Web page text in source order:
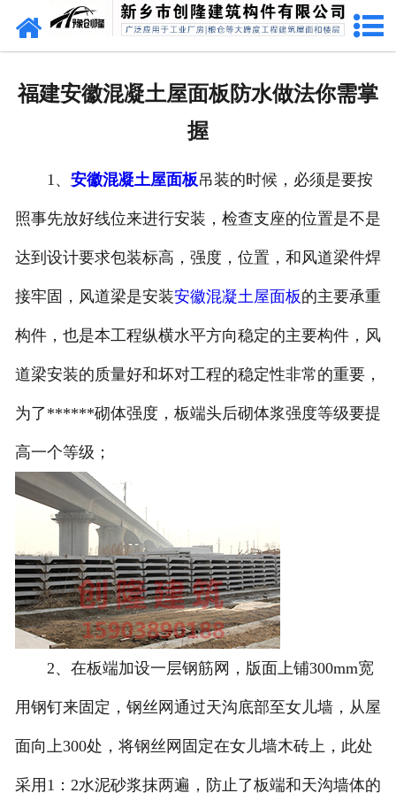
网站首页
资质荣誉
成功案例
联系我们
福建安徽混凝土屋面板防水做法你需掌
握
1、 安徽混凝土屋面板吊装的时候，必须是要按
照事先放好线位来进行安装，检查支座的位置是不是
达到设计要求包装标高，强度，位置，和风道梁件焊
接牢固，风道梁是安装安徽混凝土屋面板的主要承重
构件，也是本工程纵横水平方向稳定的主要构件，风
道梁安装的质量好和坏对工程的稳定性非常的重要，
为了******砌体强度，板端头后砌体浆强度等级要提
高一个等级；
2、在板端加设一层钢筋网，版面上铺300mm宽
用钢钉来固定，钢丝网通过天沟底部至女儿墙，从屋
面向上300处，将钢丝网固定在女儿墙木砖上，此处
采用1：2水泥砂浆抹两遍，防止了板端和天沟墙体的